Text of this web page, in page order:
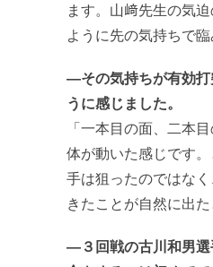
ます。山﨑先生の気
ように先の気持ちで臨
―その気持ちが有効打
うに感じました。
「一本目の面、二本
体が動いた感じです
手は狙ったのではな
きたことが自然に出た
―３回戦の古川和男選